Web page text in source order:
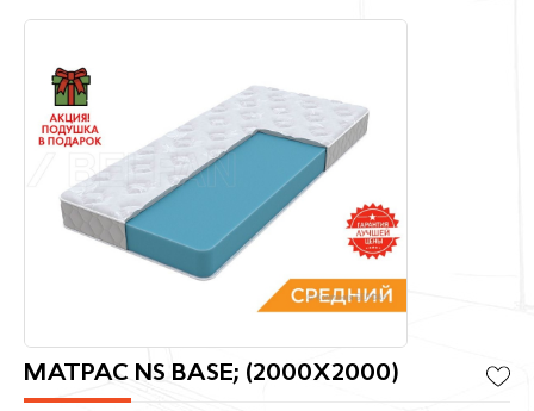
МАТРАС NS BASE; (2000X2000)